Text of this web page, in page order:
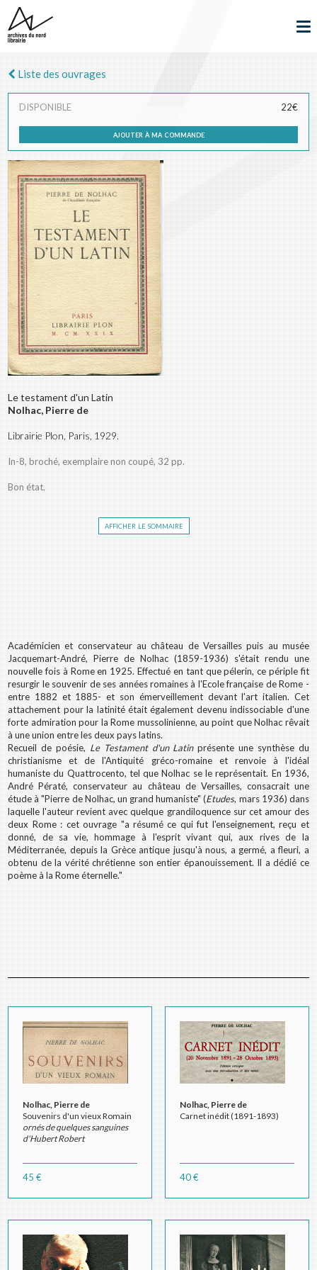
Liste des ouvrages
DISPONIBLE 22€
ajouter à ma commande
Le testament d'un Latin
Nolhac, Pierre de
Librairie Plon, Paris, 1929.
In-8, broché, exemplaire non coupé, 32 pp.
Bon état.
afficher le sommaire
Académicien et conservateur au château de Versailles puis au musée
Jacquemart-André, Pierre de Nolhac (1859-1936) s'était rendu une
nouvelle fois à Rome en 1925. Effectué en tant que pélerin, ce périple fit
resurgir le souvenir de ses années romaines à l'Ecole française de Rome -
entre 1882 et 1885- et son émerveillement devant l'art italien. Cet
attachement pour la latinité était également devenu indissociable d'une
forte admiration pour la Rome mussolinienne, au point que Nolhac rêvait
à une union entre les deux pays latins.
Recueil de poésie, Le Testament d'un Latinprésente une synthèse du
christianisme et de l'Antiquité gréco-romaine et renvoie à l'idéal
humaniste du Quattrocento, tel que Nolhac se le représentait. En 1936,
André Pératé, conservateur au château de Versailles, consacrait une
étude à "Pierre de Nolhac, un grand humaniste" (Etudes, mars 1936) dans
laquelle l'auteur revient avec quelque grandiloquence sur cet amour des
deux Rome : cet ouvrage "a résumé ce qui fut l'enseignement, reçu et
donné, de sa vie, hommage à l'esprit vivant qui, aux rives de la
Méditerranée, depuis la Grèce antique jusqu'à nous, a germé, a fleuri, a
obtenu de la vérité chrétienne son entier épanouissement. Il a dédié ce
poème à la Rome éternelle."
Nolhac, Pierre de
Souvenirs d'un vieux Romain
ornés de quelques sanguines
d'Hubert Robert
45 €
Nolhac, Pierre de
Carnet inédit (1891-1893)
40 €